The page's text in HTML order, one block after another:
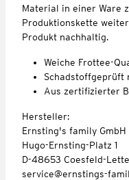
Material in einer Ware
Produktionskette
Produkt nachhaltig.
Weiche Frottee-
Schadstoffgeprüft
Aus zertifizierter
Hersteller:
Ernsting's family GmbH
Hugo-Ernsting-Platz 1
D-48653 Coesfeld-Lette
service@ernstings-